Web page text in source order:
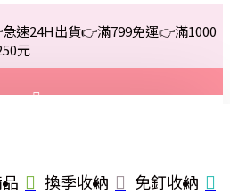
速24H出貨👉滿799免運👉滿1000
元
註冊
換季收納 免釘收納